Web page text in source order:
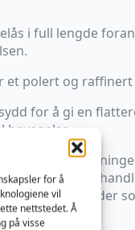
for å
vil
nettstedet. Å
på visse
i full lengde
et polert og raffinert
for å gi en
for ulike
Den tilbyr
kunder